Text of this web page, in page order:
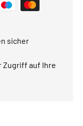
sicher
Zugriff auf Ihre